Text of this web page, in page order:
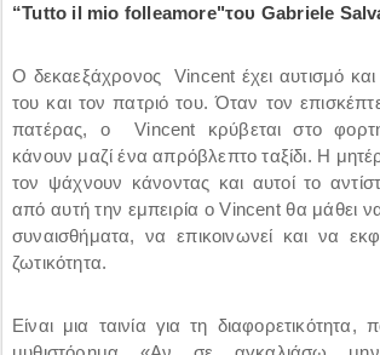
“Tutto il mio folleamore"του Gabriele
Ο δεκαεξάχρονος Vincent έχει αυτισμό και
του και τον πατριό του. Όταν τον
πατέρας, ο Vincent κρύβεται στο
κάνουν μαζί ένα απρόβλεπτο ταξίδι. Η
τον ψάχνουν κάνοντας και αυτοί το
από αυτή την εμπειρία ο Vincent θα μάθει
συναισθήματα, να επικοινωνεί και να
ζωτικότητα.
Είναι μια ταινία για τη διαφορετικότητα,